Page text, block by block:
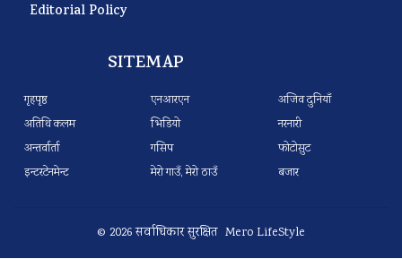
Editorial Policy
SITEMAP
गृहपृष्ठ
अतिथि कलम
अन्तर्वार्ता
इन्टरटेनमेन्ट
एनआरएन
भिडियो
गसिप
मेरो गाउँ, मेरो ठाउँ
अजिव दुनियाँ
नरनारी
फोटोसुट
बजार
© 2026 सर्वाधिकार सुरक्षित Mero LifeStyle